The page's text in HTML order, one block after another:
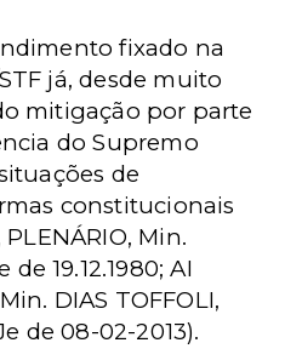
fixado na
já, desde muito
mitigação por parte
do Supremo
de
constitucionais
PLENÁRIO, Min.
de 19.12.1980; AI
DIAS TOFFOLI,
de 08-02-2013).